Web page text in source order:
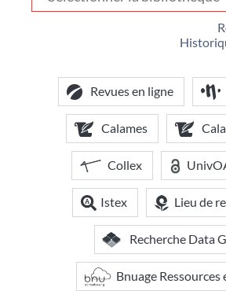
bibliothèque
Revues en ligne
Calames
Collex
Istex Lieu de
Recherche Data
Bnuage Ressources